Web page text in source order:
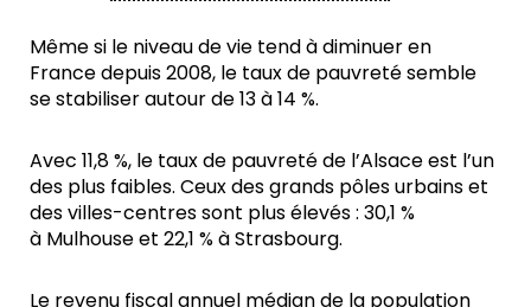
Même si le niveau de vie tend à diminuer en
France depuis 2008, le taux de pauvreté semble
se stabiliser autour de 13 à 14 %.
Avec 11,8 %, le taux de pauvreté de l’Alsace est l’un
des plus faibles. Ceux des grands pôles urbains et
des villes-centres sont plus élevés : 30,1 %
à Mulhouse et 22,1 % à Strasbourg.
Le revenu fiscal annuel médian de la population